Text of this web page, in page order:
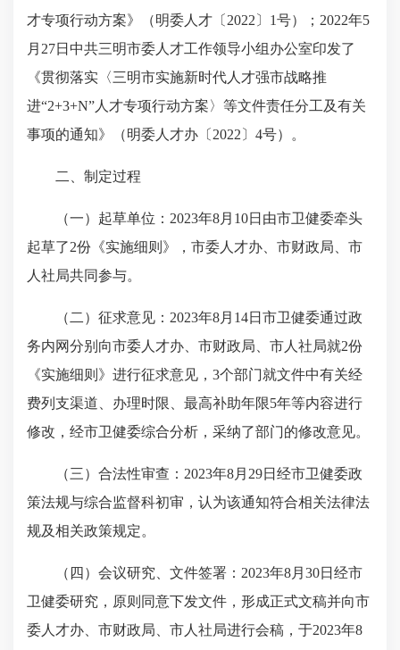
才专项行动方案》（明委人才〔2022〕1号）；2022年5
月27日中共三明市委人才工作领导小组办公室印发了
《贯彻落实〈三明市实施新时代人才强市战略推
进“2+3+N”人才专项行动方案〉等文件责任分工及有关
事项的通知》（明委人才办〔2022〕4号）。
二、制定过程
（一）起草单位： 2023年8月10日 由市卫健委牵头
起草了2份 《实施细则 》， 市委人才办、市财政局、市
人社局共同参与。
（二）征求意见： 2023年8月14日市卫健委通过政
务内网分别向市委人才办、市财政局、市人社局就2份
《实施细则》进行征求意见，3个部门就文件中有关经
费列支渠道、办理时限、最高补助年限5年等内容进行
修改，经市卫健委综合分析，采纳了部门的修改意见。
（三）合法性审查： 2023年8月29日经市卫健委政
策法规与综合监督科初审， 认为该通知符合相关法律法
规及相关政策规定。
（四）会议研究、文件签署： 2023年8月30日经市
卫健委研究，原则同意下发文件，形成正式文稿并向市
委人才办、市财政局、市人社局进行会稿，于2023年8